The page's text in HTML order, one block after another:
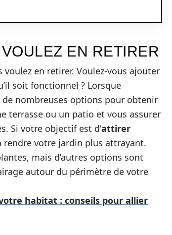
EN RETIRER
en retirer. Voulez-vous ajouter
soit fonctionnel ? Lorsque
de nombreuses options pour obtenir
terrasse ou un patio et vous assurer
Si votre objectif est d’attirer
votre jardin plus attrayant.
mais d’autres options sont
autour du périmètre de votre
habitat : conseils pour allier